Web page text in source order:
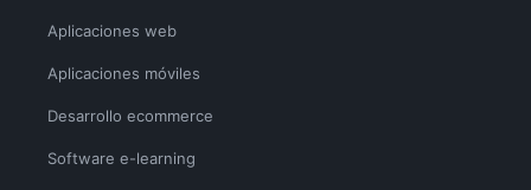
Aplicaciones web
Aplicaciones móviles
Desarrollo ecommerce
Software e-learning